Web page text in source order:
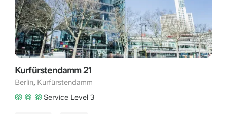
Kurfürstendamm 21
Berlin, Kurfürstendamm
Service Level 3